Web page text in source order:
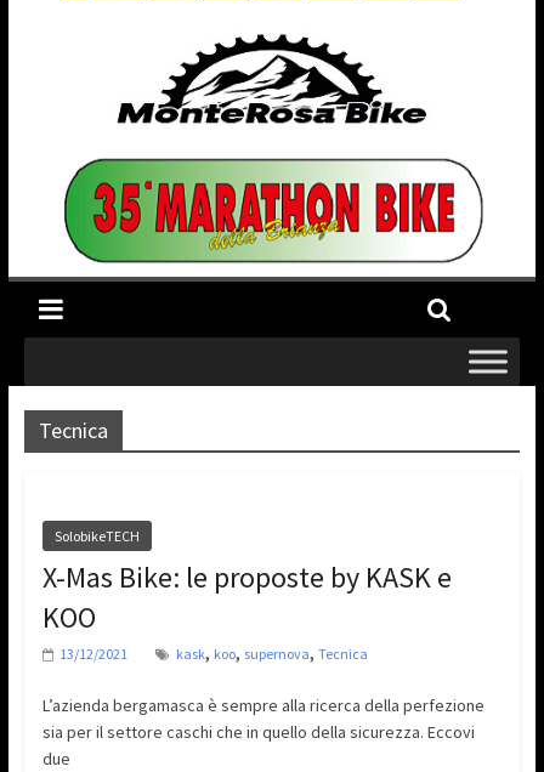
Tecnica
SolobikeTECH
X-Mas Bike: le proposte by KASK e
KOO
13/12/2021 kask, koo, supernova, Tecnica
L’azienda bergamasca è sempre alla ricerca della perfezione
sia per il settore caschi che in quello della sicurezza. Eccovi
due